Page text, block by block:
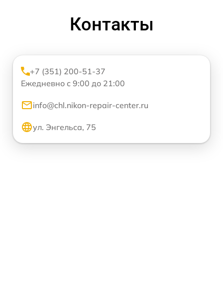
Контакты
+7 (351) 200-51-37
Ежедневно с 9:00 до 21:00
info@chl.nikon-repair-center.ru
ул. Энгельса, 75